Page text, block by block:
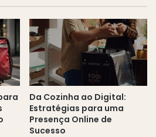
Da Cozinha ao Digital:
Estratégias para uma
Presença Online de
Sucesso